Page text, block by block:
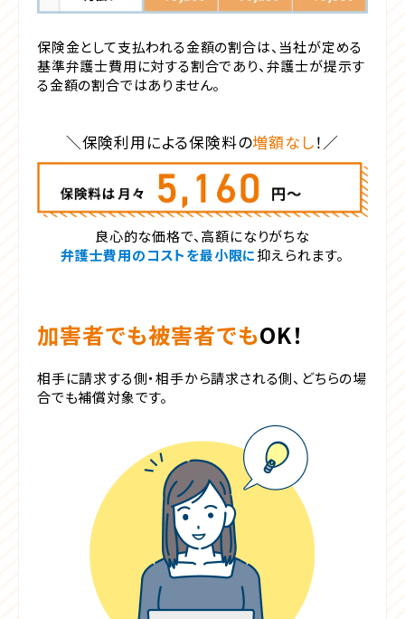
保険金として支払われる金額の割合は、当社が定める
基準弁護士費用に対する割合であり、弁護士が提示す
る金額の割合ではありません。
保険利用による保険料の増額なし！
良心的な価格で、高額になりがちな
弁護士費用のコストを最小限に抑えられます。
加害者でも被害者でもOK！
相手に請求する側・相手から請求される側、 どちらの場
合でも補償対象です。